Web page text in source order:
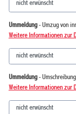
Ummeldung- Umzug von
Weitere Informationen zur
Ummeldung-
Weitere Informationen zur